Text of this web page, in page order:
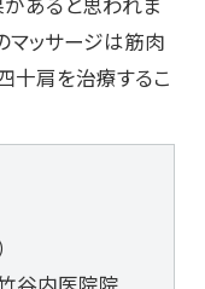
マッサージは筋肉
十肩を治療するこ